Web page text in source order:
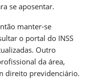
se aposentar.
manter-se
o portal do INSS
Outro
da área,
direito previdenciário.